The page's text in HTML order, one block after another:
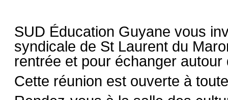
SUD Éducation Guyane vous
syndicale de St Laurent du
rentrée et pour échanger autour
Cette réunion est ouverte à